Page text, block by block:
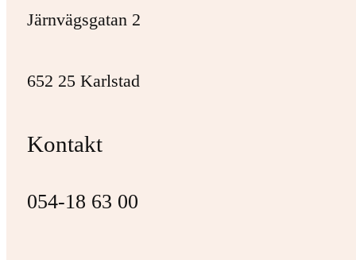
Järnvägsgatan 2
652 25 Karlstad
Kontakt
054-18 63 00